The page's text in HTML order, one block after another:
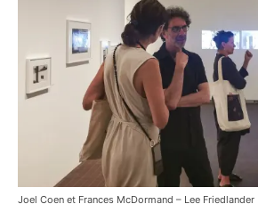
Joel Coen et Frances McDormand – Lee